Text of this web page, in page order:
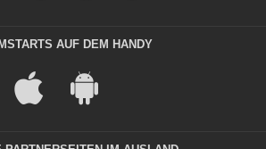
AUF DEM HANDY